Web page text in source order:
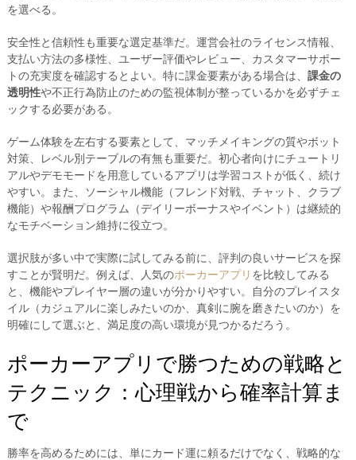
を選べる。
安全性と信頼性も重要な選定基準だ。運営会社のライセンス情報、
支払い方法の多様性、ユーザー評価やレビュー、カスタマーサポー
トの充実度を確認するとよい。特に課金要素がある場合は、 課金の
透明性や不正行為防止のための監視体制が整っているかを必ずチェ
ックする必要がある。
ゲーム体験を左右する要素として、マッチメイキングの質やボット
対策、レベル別テーブルの有無も重要だ。初心者向けにチュートリ
アルやデモモードを用意しているアプリは学習コストが低く、続け
やすい。また、ソーシャル機能（フレンド対戦、チャット、クラブ
機能）や報酬プログラム（デイリーボーナスやイベント）は継続的
なモチベーション維持に役立つ。
選択肢が多い中で実際に試してみる前に、評判の良いサービスを探
すことが賢明だ。例えば、人気のポーカーアプリ を比較してみる
と、機能やプレイヤー層の違いが分かりやすい。自分のプレイスタ
イル（カジュアルに楽しみたいのか、真剣に腕を磨きたいのか）を
明確にして選ぶと、満足度の高い環境が見つかるだろう。
ポーカーアプリで勝つための戦略と
テクニック：心理戦から確率計算ま
で
勝率を高めるためには、単にカード運に頼るだけでなく、戦略的な